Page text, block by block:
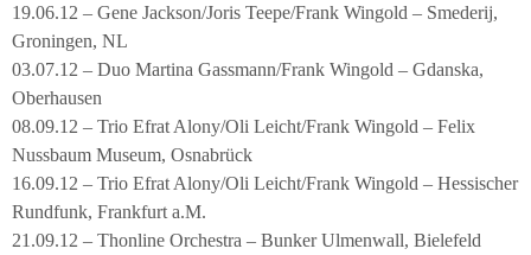
19.06.12 – Gene Jackson/Joris Teepe/Frank Wingold – Smederij,
Groningen, NL
03.07.12 – Duo Martina Gassmann/Frank Wingold – Gdanska,
Oberhausen
08.09.12 – Trio Efrat Alony/Oli Leicht/Frank Wingold – Felix
Nussbaum Museum, Osnabrück
16.09.12 – Trio Efrat Alony/Oli Leicht/Frank Wingold – Hessischer
Rundfunk, Frankfurt a.M.
21.09.12 – Thonline Orchestra – Bunker Ulmenwall, Bielefeld